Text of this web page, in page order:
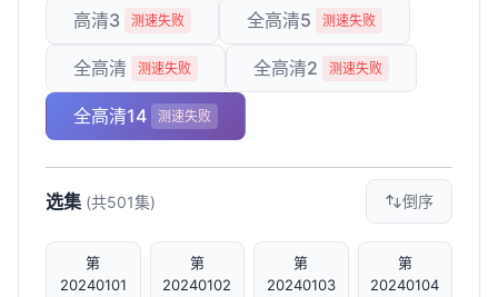
高清3 测速失败 全高清5 测速失败
全高清 测速失败 全高清2 测速失败
全高清14 测速失败
选集 (共501集) 倒序
第
20240101
第
20240102
第
20240103
第
20240104